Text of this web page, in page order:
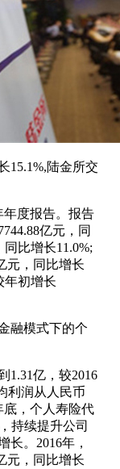
陆金所交
度报告。报告
亿元，同
比增长11.0%;
元，同比增长
年初增长
融模式下的个
亿，较2016
利润从人民币
底，个人寿险代
持续提升公司
长。2016年，
元，同比增长